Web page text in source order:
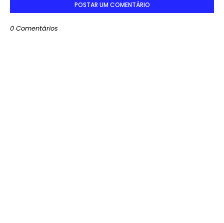
POSTAR UM COMENTÁRIO
0 Comentários